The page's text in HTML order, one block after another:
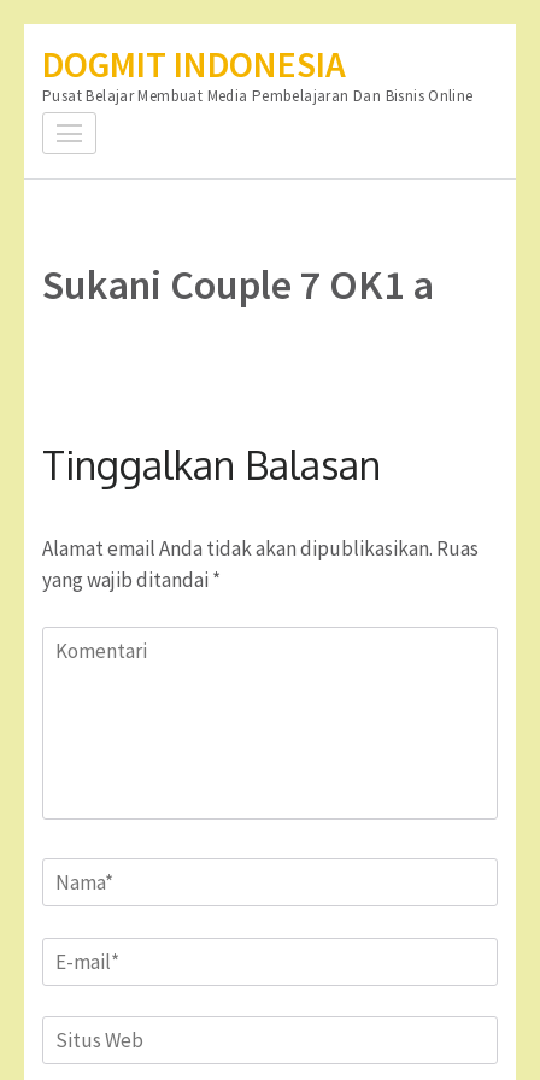
ke
konten
(Tekan
DOGMIT INDONESIA
Pusat Belajar Membuat Media Pembelajaran Dan Bisnis Online
Sukani Couple 7 OK1 a
Tinggalkan Balasan
Alamat email Anda tidak akan dipublikasikan. Ruas
yang wajib ditandai *
Komentari
Name*
Email*
Situs
Web